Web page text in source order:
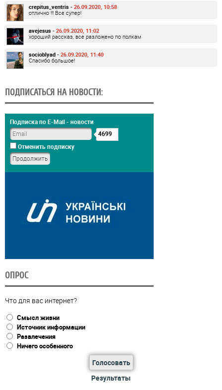
crepitus_ventris - 26.09.2020, 10:58
отлично !!! Все супер!
avejesus - 26.09.2020, 11:02
хороший рассказ, все разложено по полкам
socioblyad - 26.09.2020, 11:40
Спасибо большое!
ПОДПИСАТЬСЯ НА НОВОСТИ:
Подписка по E-Mail - новости
4699
Отменить подписку
ОПРОС
Что для вас интернет?
Смысл жизни
Источник информации
Развлечения
Ничего особенного
Голосовать
Результаты